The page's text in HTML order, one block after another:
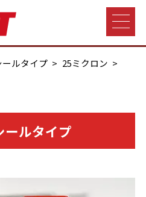
ルタイプ 25ミクロン
ールタイプ